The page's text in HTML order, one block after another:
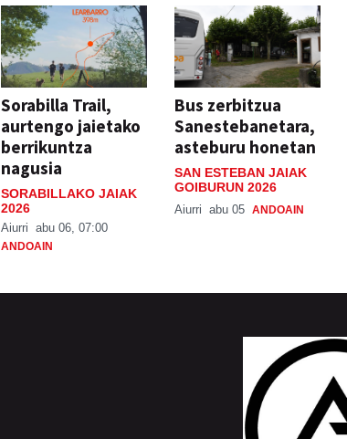
Sorabilla Trail,
aurtengo jaietako
berrikuntza
nagusia
SORABILLAKO JAIAK
2026
Aiurri abu 06, 07:00
ANDOAIN
Bus zerbitzua
Sanestebanetara,
asteburu honetan
SAN ESTEBAN JAIAK
GOIBURUN 2026
Aiurri abu 05 ANDOAIN